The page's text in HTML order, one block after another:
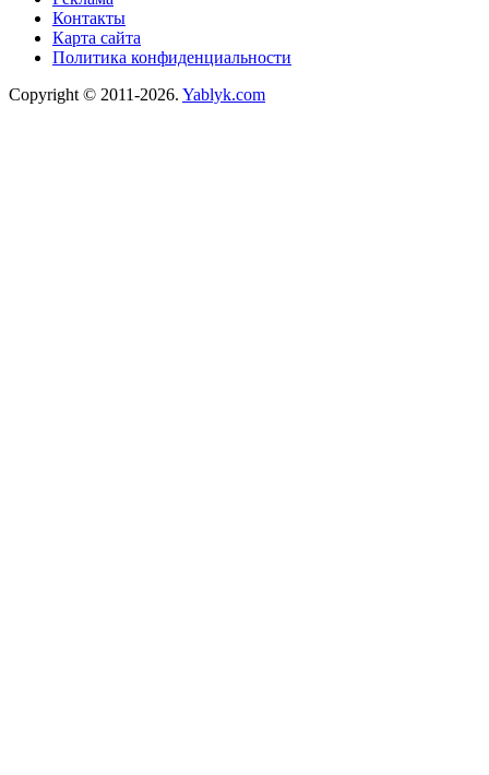
Контакты
Карта сайта
Политика конфиденциальности
Copyright © 2011-2026. Yablyk.сom